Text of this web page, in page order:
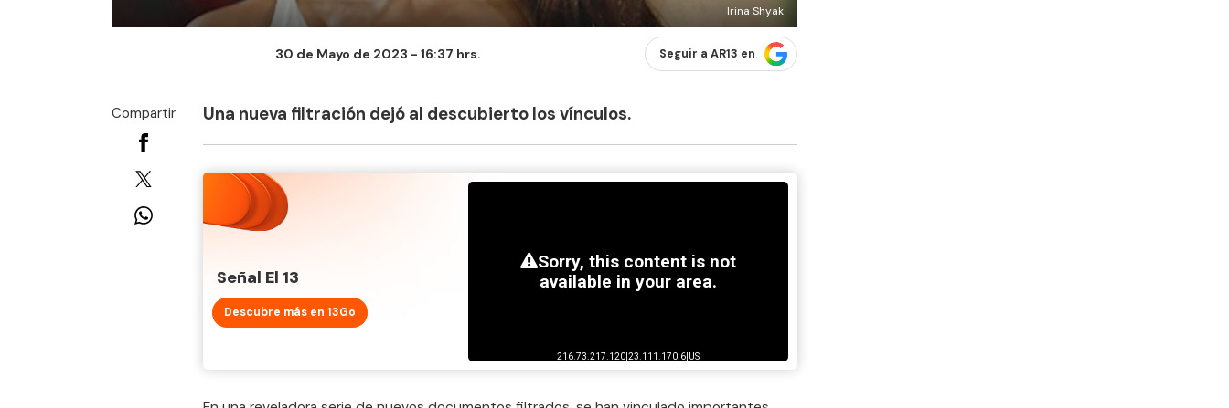
Irina Shyak
30 de Mayo de 2023 - 16:37 hrs. Seguir a AR13 en
Compartir Una nueva filtración dejó al descubierto los vínculos.
Señal El 13
Descubre más en 13Go